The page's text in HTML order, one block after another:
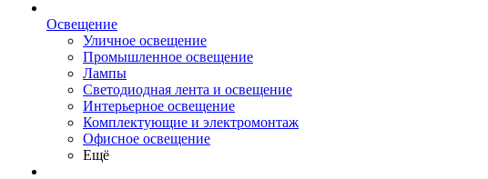
Освещение
Уличное освещение
Промышленное освещение
Лампы
Светодиодная лента и освещение
Интерьерное освещение
Комплектующие и электромонтаж
Офисное освещение
Ещё